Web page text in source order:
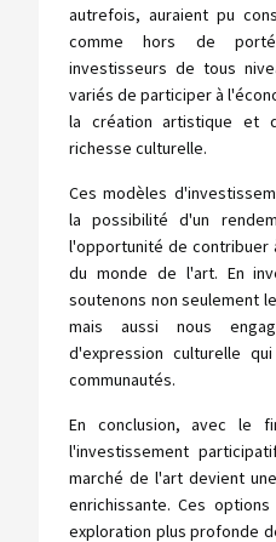
autrefois, auraient pu
comme hors de
investisseurs de tous
variés de participer à
la création artistique et
richesse culturelle.
Ces modèles
la possibilité d'un
l'opportunité de contribuer
du monde de l'art. En
soutenons non seulement
mais aussi nous
d'expression culturelle
communautés.
En conclusion, avec le
l'investissement
marché de l'art devient
enrichissante. Ces
exploration plus profonde